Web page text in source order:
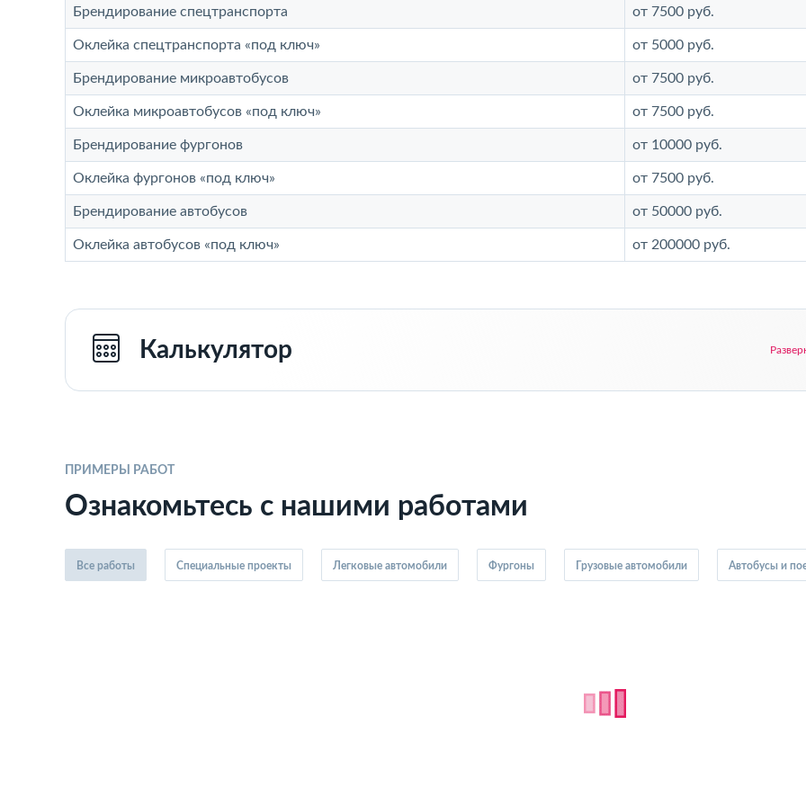
Брендирование спецтранспорта от 7500 руб.
Оклейка спецтранспорта «под ключ» от 5000 руб.
Брендирование микроавтобусов от 7500 руб.
Оклейка микроавтобусов «под ключ» от 7500 руб.
Брендирование фургонов от 10000 руб.
Оклейка фургонов «под ключ» от 7500 руб.
Брендирование автобусов от 50000 руб.
Оклейка автобусов «под ключ» от 200000 руб.
Калькулятор
ПРИМЕРЫ РАБОТ
Ознакомьтесь с нашими работами
Все работы Специальные проекты Легковые автомобили Фургоны Грузовые автомобили Автобусы и